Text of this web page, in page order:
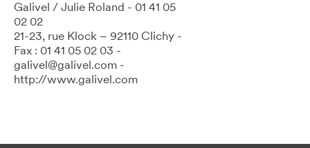
Galivel / Julie Roland - 01 41 05
02 02
21-23, rue Klock – 92110 Clichy -
Fax : 01 41 05 02 03 -
galivel@galivel.com -
http://www.galivel.com